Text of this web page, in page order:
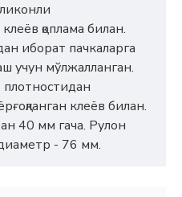
қоплама билан.
иборат пачкаларга
учун мўлжалланган.
плотностидан
клеёв билан.
40 мм гача. Рулон
- 76 мм.